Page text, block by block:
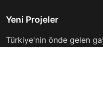
Yeni Projeler
Türkiye'nin önde gelen